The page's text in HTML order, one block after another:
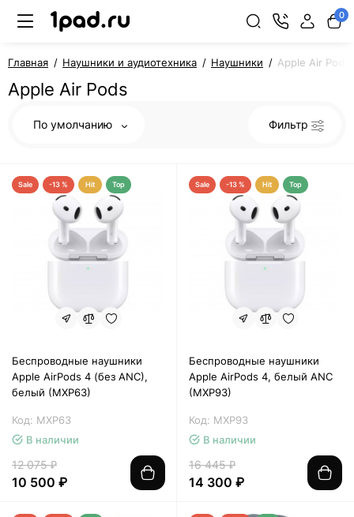
0
Главная Наушники и аудиотехника Наушники Apple Air Pods
Apple Air Pods
По умолчанию Фильтр
Sale -13 % Hit Top
Беспроводные наушники
Apple AirPods 4 (без ANC),
белый (MXP63)
Код: MXP63
В наличии
12 075 ₽
10 500 ₽
Sale -13 % Hit Top
Беспроводные наушники
Apple AirPods 4, белый ANC
(MXP93)
Код: MXP93
В наличии
16 445 ₽
14 300 ₽